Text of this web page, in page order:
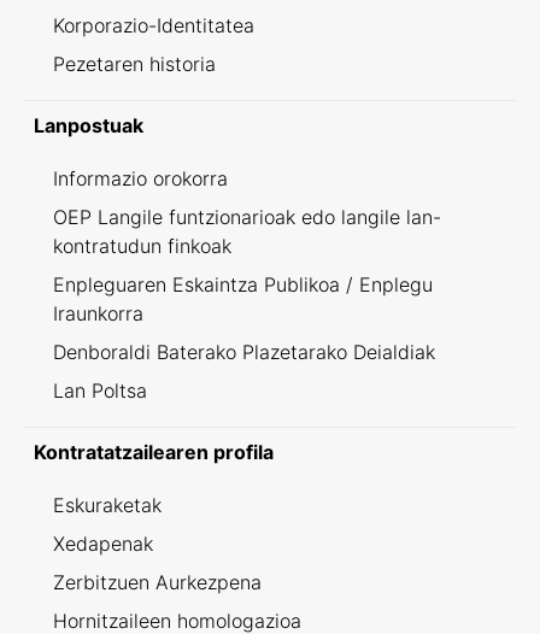
Korporazio-Identitatea
Pezetaren historia
Lanpostuak
Informazio orokorra
OEP Langile funtzionarioak edo langile lan-
kontratudun finkoak
Enpleguaren Eskaintza Publikoa / Enplegu
Iraunkorra
Denboraldi Baterako Plazetarako Deialdiak
Lan Poltsa
Kontratatzailearen profila
Eskuraketak
Xedapenak
Zerbitzuen Aurkezpena
Hornitzaileen homologazioa